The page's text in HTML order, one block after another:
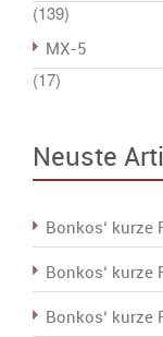
(139)
MX-5
(17)
Neuste
Bonkos‘ kurze
Bonkos‘ kurze
Bonkos‘ kurze